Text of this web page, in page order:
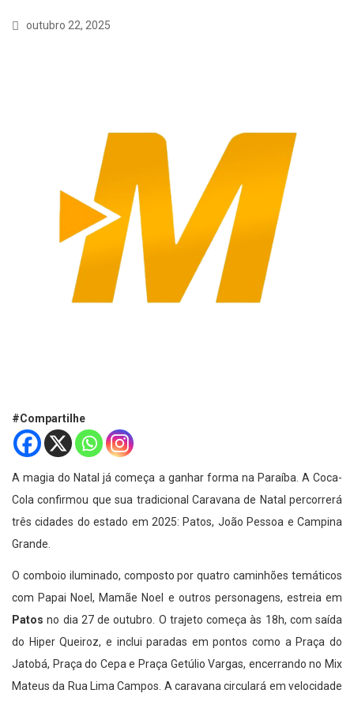
outubro 22, 2025
#Compartilhe
A magia do Natal já começa a ganhar forma na Paraíba. A Coca-
Cola confirmou que sua tradicional Caravana de Natal percorrerá
três cidades do estado em 2025: Patos, João Pessoa e Campina
Grande.
O comboio iluminado, composto por quatro caminhões temáticos
com Papai Noel, Mamãe Noel e outros personagens, estreia em
Patos no dia 27 de outubro. O trajeto começa às 18h, com saída
do Hiper Queiroz, e inclui paradas em pontos como a Praça do
Jatobá, Praça do Cepa e Praça Getúlio Vargas, encerrando no Mix
Mateus da Rua Lima Campos. A caravana circulará em velocidade